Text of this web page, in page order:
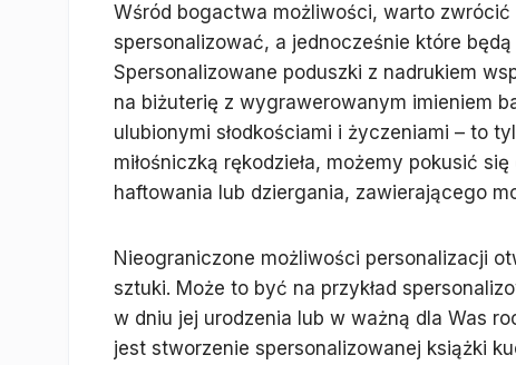
Wśród bogactwa możliwości, warto
spersonalizować, a jednocześnie które
Spersonalizowane poduszki z nadrukiem
na biżuterię z wygrawerowanym imieniem
ulubionymi słodkościami i życzeniami – to
miłośniczką rękodzieła, możemy pokusić
haftowania lub dziergania, zawierającego
Nieograniczone możliwości personalizacji
sztuki. Może to być na przykład
w dniu jej urodzenia lub w ważną dla Was
jest stworzenie spersonalizowanej książki